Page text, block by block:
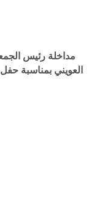
مداخلة رئيس
العويني بمناسبة حفل